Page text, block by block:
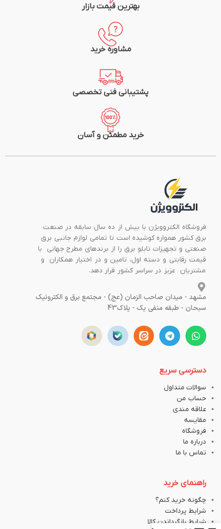
بهترین قیمت بازار
مشاوره خرید
پشتیبانی فنی تخصصی
خرید مطمئن و آسان
فروشگاه الکتروویژن با بیش از ده سال سابقه در صنعت
برق کشور همواره کوشیده است تا تمامی لوازم جانبی برق
صنعتی و تجهیزات تابلو برق را از برندهای مطرح جهانی با
قیمت رقابتی و دسته اول، تامین و در اختیار همکاران و
مشتریان عزیز در سراسر کشور قرار دهد.
مشهد - میدان صاحب الزمان (عج) - مجتمع برق و الکترونیک
سبحان - طبقه منفی یک - پلاک43
دسترسی سریع
سوالات متداول
حساب من
علاقه مندی
مقایسه
فروشگاه
درباره ما
تماس با ما
راهنمای خرید
چگونه خرید کنم؟
شرایط پرداخت
شرایط بازگرداندن کالا